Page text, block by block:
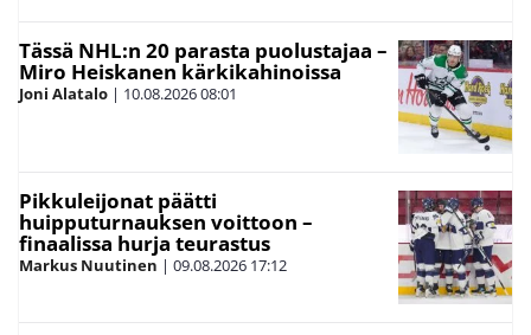
Tässä NHL:n 20 parasta puolustajaa –
Miro Heiskanen kärkikahinoissa
Joni Alatalo | 10.08.202608:01
Pikkuleijonat päätti
huipputurnauksen voittoon –
finaalissa hurja teurastus
Markus Nuutinen | 09.08.2026 17:12